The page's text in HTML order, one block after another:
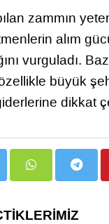
zammın
alım
vurguladı.
büyük
dikkat